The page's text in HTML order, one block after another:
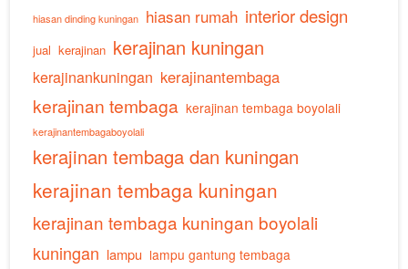
hiasan dinding kuningan hiasan rumah interior design
jual kerajinan kerajinan kuningan
kerajinankuningan kerajinantembaga
kerajinan tembaga kerajinan tembaga boyolali
kerajinantembagaboyolali
kerajinan tembaga dan kuningan
kerajinan tembaga kuningan
kerajinan tembaga kuningan boyolali
kuningan lampu lampu gantung tembaga